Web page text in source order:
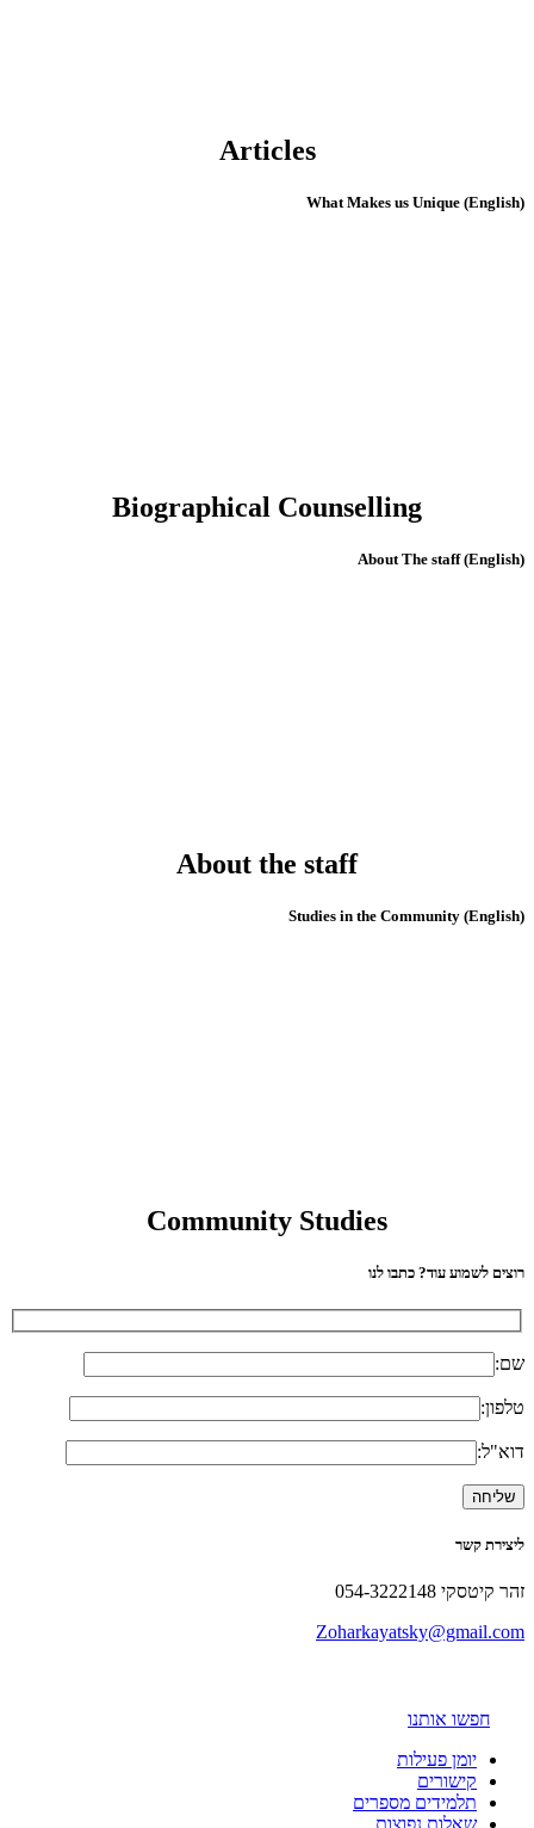
Articles
(English) What Makes us Unique
Biographical Counselling
(English) About The staff
About the staff
(English) Studies in the Community
Community Studies
רוצים לשמוע עוד? כתבו לנו
שם:
טלפון:
דוא"ל:
ליצירת קשר
זהר קיטסקי 054-3222148
Zoharkayatsky@gmail.com
חפשו אותנו
יומן פעילות
קישורים
תלמידים מספרים